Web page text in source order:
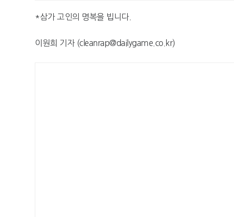
*삼가 고인의 명복을 빕니다.
이원희 기자 (cleanrap@dailygame.co.kr)